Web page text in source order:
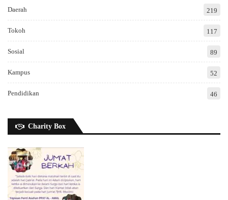
Daerah 219
Tokoh 117
Sosial 89
Kampus 52
Pendidikan 46
Charity Box